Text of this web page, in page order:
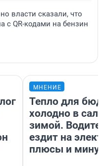
власти сказали, что
с QR-кодами на бензин
МНЕНИЕ
Тепло для
холодно в
зимой.
ездит на
плюсы и